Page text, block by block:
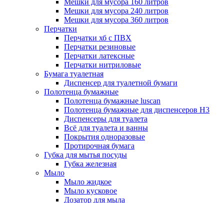
Мешки для мусора 160 литров
Мешки для мусора 240 литров
Мешки для мусора 360 литров
Перчатки
Перчатки хб с ПВХ
Перчатки резиновые
Перчатки латексные
Перчатки нитриловые
Бумага туалетная
Диспенсер для туалетной бумаги
Полотенца бумажные
Полотенца бумажные luscan
Полотенца бумажные для диспенсеров H3
Диспенсеры для туалета
Всё для туалета и ванны
Покрытия одноразовые
Протирочная бумага
Губка для мытья посуды
Губка железная
Мыло
Мыло жидкое
Мыло кусковое
Дозатор для мыла